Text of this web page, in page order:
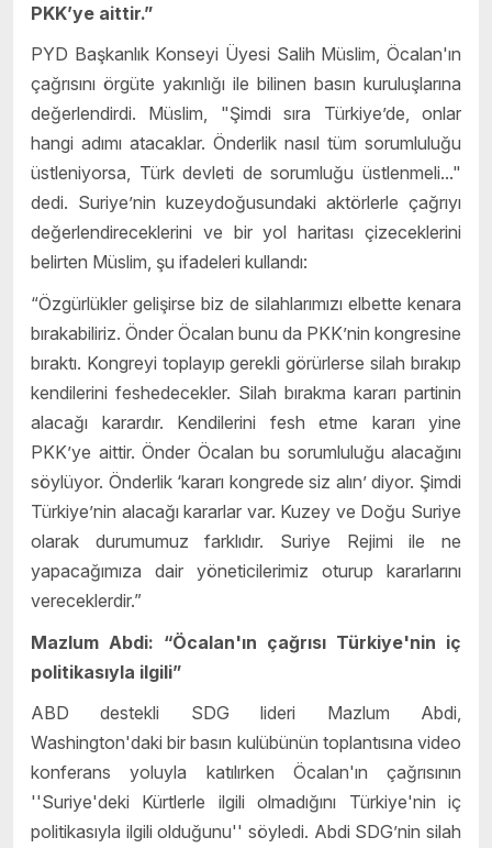
PKK’ye aittir.”
PYD Başkanlık Konseyi Üyesi Salih Müslim, Öcalan'ın
çağrısını örgüte yakınlığı ile bilinen basın kuruluşlarına
değerlendirdi. Müslim, "Şimdi sıra Türkiye’de, onlar
hangi adımı atacaklar. Önderlik nasıl tüm sorumluluğu
üstleniyorsa, Türk devleti de sorumluğu üstlenmeli..."
dedi. Suriye’nin kuzeydoğusundaki aktörlerle çağrıyı
değerlendireceklerini ve bir yol haritası çizeceklerini
belirten Müslim, şu ifadeleri kullandı:
“Özgürlükler gelişirse biz de silahlarımızı elbette kenara
bırakabiliriz. Önder Öcalan bunu da PKK’nin kongresine
bıraktı. Kongreyi toplayıp gerekli görürlerse silah bırakıp
kendilerini feshedecekler. Silah bırakma kararı partinin
alacağı karardır. Kendilerini fesh etme kararı yine
PKK’ye aittir. Önder Öcalan bu sorumluluğu alacağını
söylüyor. Önderlik ‘kararı kongrede siz alın’ diyor. Şimdi
Türkiye’nin alacağı kararlar var. Kuzey ve Doğu Suriye
olarak durumumuz farklıdır. Suriye Rejimi ile ne
yapacağımıza dair yöneticilerimiz oturup kararlarını
vereceklerdir.”
Mazlum Abdi: “Öcalan'ın çağrısı Türkiye'nin iç
politikasıyla ilgili”
ABD destekli SDG lideri Mazlum Abdi,
Washington'daki bir basın kulübünün toplantısına video
konferans yoluyla katılırken Öcalan'ın çağrısının
''Suriye'deki Kürtlerle ilgili olmadığını Türkiye'nin iç
politikasıyla ilgili olduğunu'' söyledi. Abdi SDG’nin silah